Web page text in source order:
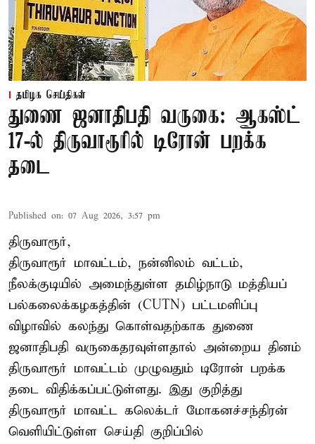
தமிழக செய்திகள்
துணை ஜனாதிபதி வருகை: ஆகஸ்ட்
17-ல் திருவாரூரில் டிரோன் பறக்க
தடை
Published on: 07 Aug 2026, 3:57 pm
திருவாரூர்,
திருவாரூர் மாவட்டம், நன்னிலம் வட்டம்,
நீலக்குடியில் அமைந்துள்ள தமிழ்நாடு மத்தியப்
பல்கலைக்கழகத்தின் (CUTN) பட்டமளிப்பு
விழாவில் கலந்து கொள்வதற்காக துணை
ஜனாதிபதி வருகைதரவுள்ளதால் அன்றைய தினம்
திருவாரூர் மாவட்டம் முழுவதும் டிரோன் பறக்க
தடை விதிக்கப்பட்டுள்ளது. இது குறித்து
திருவாரூர் மாவட்ட கலெக்டர் மோகனச்சந்திரன்
வெளியிட்டுள்ள செய்தி குறிப்பில்